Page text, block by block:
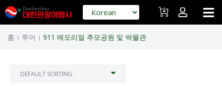
홈 | 투어 | 911 메모리얼 추모공원 및 박물관